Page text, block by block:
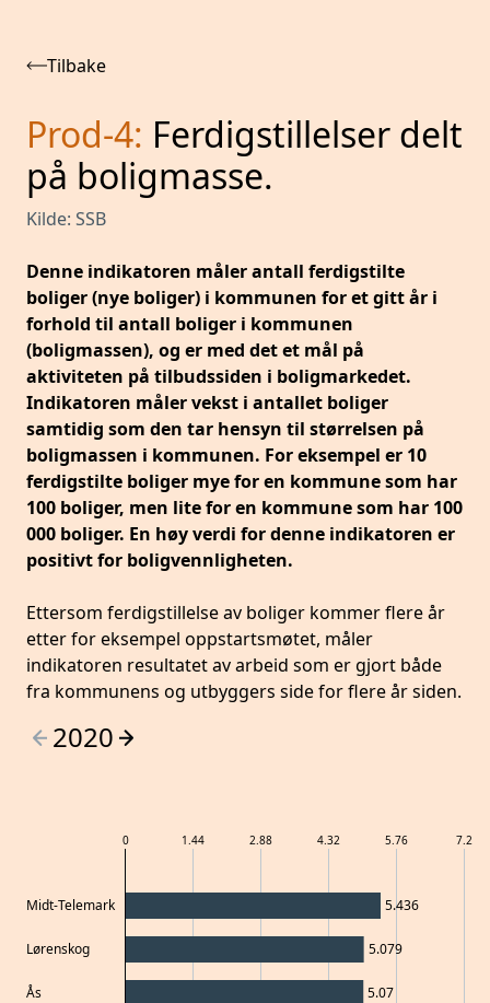
Tilbake
Prod-4: Ferdigstillelser delt
på boligmasse.
Kilde: SSB
Denne indikatoren måler antall ferdigstilte
boliger (nye boliger) i kommunen for et gitt år i
forhold til antall boliger i kommunen
(boligmassen), og er med det et mål på
aktiviteten på tilbudssiden i boligmarkedet.
Indikatoren måler vekst i antallet boliger
samtidig som den tar hensyn til størrelsen på
boligmassen i kommunen. For eksempel er 10
ferdigstilte boliger mye for en kommune som har
100 boliger, men lite for en kommune som har 100
000 boliger. En høy verdi for denne indikatoren er
positivt for boligvennligheten.
Ettersom ferdigstillelse av boliger kommer flere år
etter for eksempel oppstartsmøtet, måler
indikatoren resultatet av arbeid som er gjort både
fra kommunens og utbyggers side for flere år siden.
2020
Midt-Telemark
Lørenskog
Ås
0 1.44 2.88 4.32 5.76 7.2
5.436
5.079
5.07